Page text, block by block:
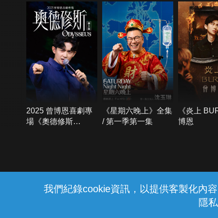
我們紀錄cookie資訊，以提供客製化內
隱
2025 曾博恩喜劇專
場《奧德修斯
《星期六晚上》全集
/ 第一季第一集
《炎上
博恩